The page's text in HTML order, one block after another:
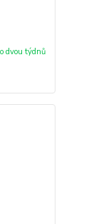
dvou týdnů